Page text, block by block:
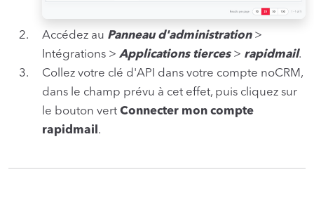
Accédez au Panneau d'administration>
Intégrations > Applications tierces> rapidmail.
Collez votre clé d'API dans votre compte noCRM,
dans le champ prévu à cet effet, puis cliquez sur
le bouton vert Connecter mon compte
rapidmail .